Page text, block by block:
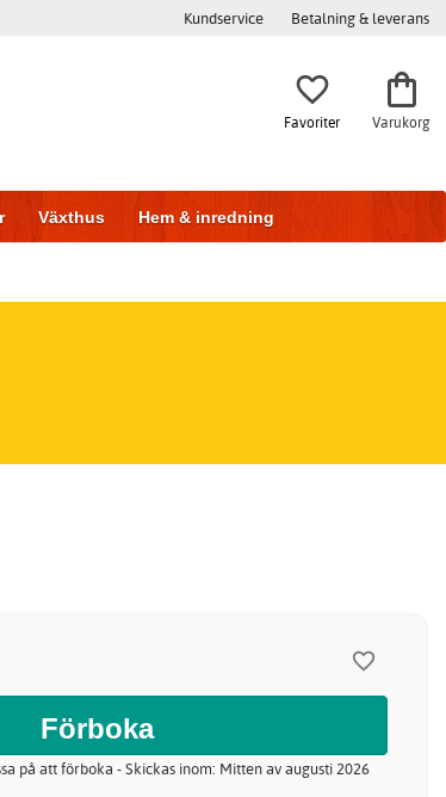
Kundservice Betalning & leverans
Favoriter Varukorg
Växthus Hem & inredning
på att förboka - Skickas inom: Mitten av augusti 2026